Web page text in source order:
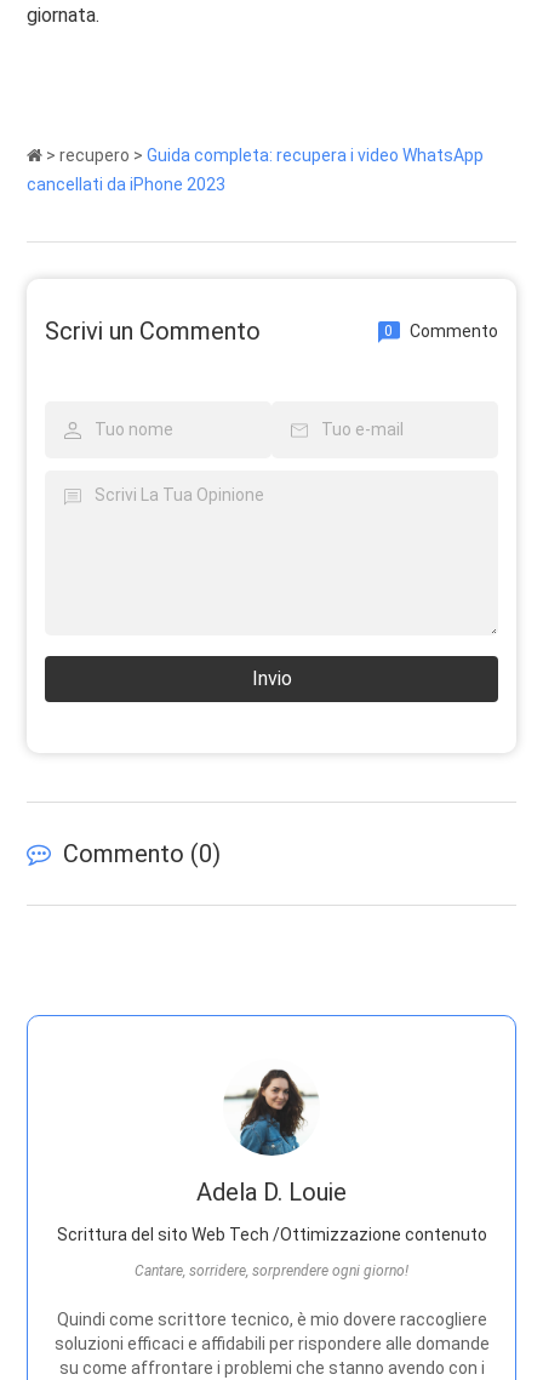
giornata.
>recupero >Guida completa: recupera i video WhatsApp
cancellati da iPhone 2023
Scrivi un Commento 0 Commento
Invio
Commento (0)
Adela D. Louie
Scrittura del sito Web Tech /Ottimizzazione contenuto
Cantare, sorridere, sorprendere ogni giorno!
Quindi come scrittore tecnico, è mio dovere raccogliere
soluzioni efficaci e affidabili per rispondere alle domande
su come affrontare i problemi che stanno avendo con i